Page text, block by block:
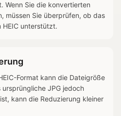
Wenn Sie die konvertierten
müssen Sie überprüfen, ob das
HEIC unterstützt.
Format kann die Dateigröße
JPG jedoch
kann die Reduzierung kleiner